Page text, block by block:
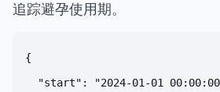
追踪避孕使用期。
{
"start": "2024-01-01